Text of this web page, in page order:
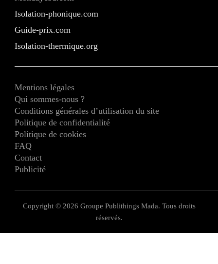
Isolation-phonique.com
Guide-prix.com
Isolation-thermique.org
Mentions légales
Qui sommes-nous ?
Conditions générales d’utilisation du site
Politique de confidentialité
Politique de cookies
FAQ
Contact
Publicité
Copyright © 2026 Groupe Publithings Mada. Tous droits
réservés.